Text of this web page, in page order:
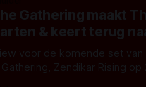
en dat accepteert nu ook
12 oktober zijn de speciale
Gathering maakt
& keert terug
voor de komende set van
Zendikar Rising op